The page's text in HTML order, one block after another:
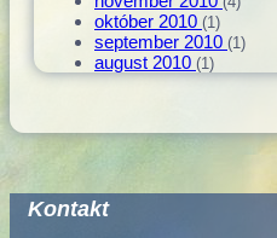
október 2010 (1)
september 2010 (1)
august 2010 (1)
Kontakt